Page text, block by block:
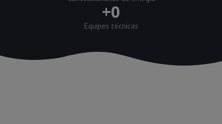
+0
Equipes técnicas